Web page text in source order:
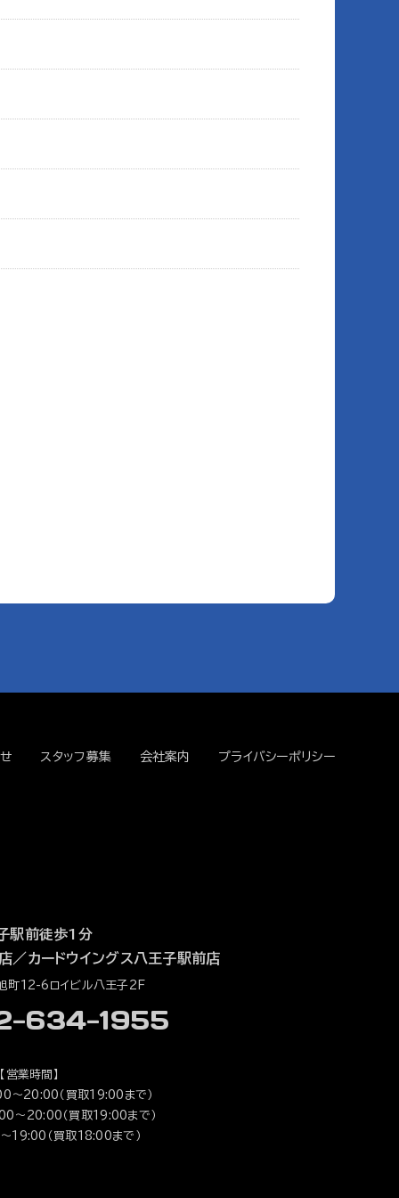
スタッフ募集 会社案内 プライバシーポリシー
駅前徒歩1分
／カードウイングス八王子駅前店
町12-6ロイビル八王子2F
634-1955
【営業時間】
～20:00（買取19:00まで）
～20:00（買取19:00まで）
19:00（買取18:00まで）